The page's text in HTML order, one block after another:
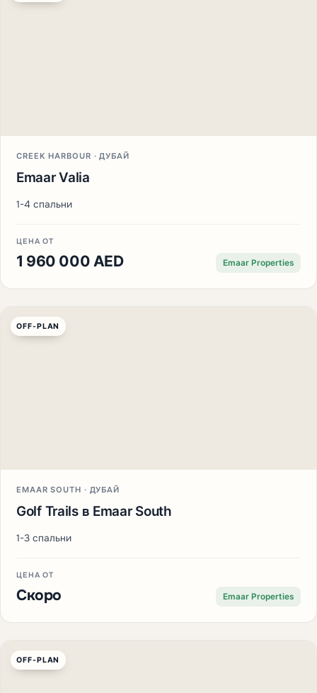
CREEK HARBOUR · ДУБАЙ
Emaar Valia
1-4 спальни
ЦЕНА ОТ
1 960 000 AED Emaar Properties
OFF-PLAN
EMAAR SOUTH · ДУБАЙ
Golf Trails в Emaar South
1-3 спальни
ЦЕНА ОТ
Скоро Emaar Properties
OFF-PLAN